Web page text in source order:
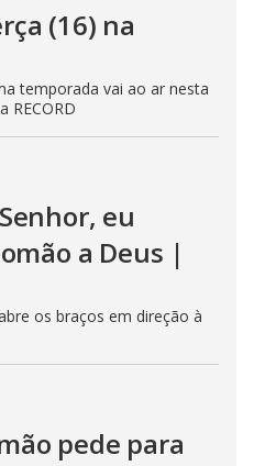
com Salomão
(20) vai ao ar às 22h, na